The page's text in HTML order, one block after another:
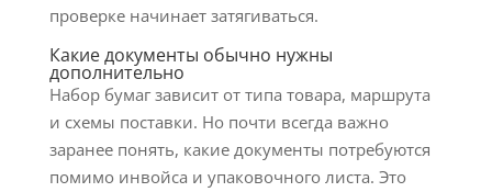
проверке начинает затягиваться.
Какие документы обычно нужны
дополнительно
Набор бумаг зависит от типа товара, маршрута
и схемы поставки. Но почти всегда важно
заранее понять, какие документы потребуются
помимо инвойса и упаковочного листа. Это